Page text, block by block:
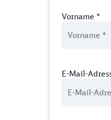
Vorname *
E-Mail-